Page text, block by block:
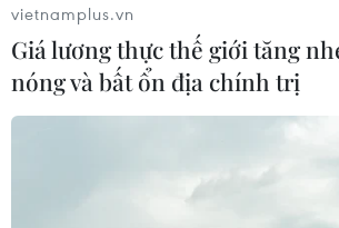
vietnamplus.vn
Giá lương thực thế giới tăng
nóng và bất ổn địa chính trị